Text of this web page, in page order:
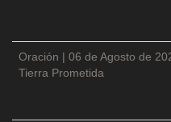
Oración | 06 de Agosto de
Tierra Prometida